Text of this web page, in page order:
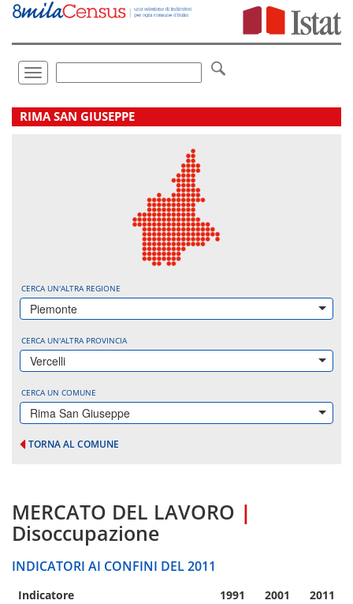
Vai
direttamente
Toggle
navigation
.
RIMA SAN GIUSEPPE
CERCA UN'ALTRA REGIONE
Piemonte
CERCA UN'ALTRA PROVINCIA
Vercelli
CERCA UN COMUNE
Rima San Giuseppe
TORNA AL COMUNE
MERCATO DEL LAVORO |
Disoccupazione
INDICATORI AI CONFINI DEL 2011
Indicatore 1991 2001 2011